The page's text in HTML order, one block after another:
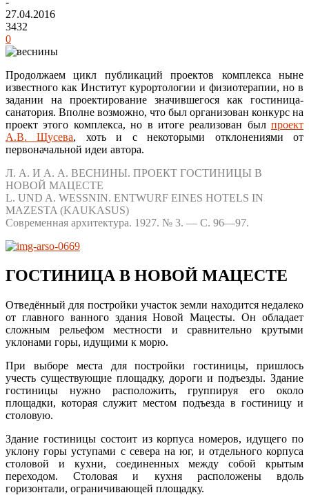
27.04.2016
3432
0
Продолжаем цикл публикаций проектов комплекса ныне
известного как Институт курортологии и физиотерапии, но в
задании на проектирование значившегося как гостиница-
санатория. Вполне возможно, что был организован конкурс на
проект этого комплекса, но в итоге реализован был проект
А.В. Щусева, хоть и с некоторыми отклонениями от
первоначальной идеи автора.
Л. А. И А. А. ВЕСНИНЫ. ПРОЕКТ ГОСТИНИЦЫ В
НОВОЙ МАЦЕСТЕ
L. UND A. WESSNIN. ENTWURF EINES HOTELS IN
MAZESTA (KAUKASUS)
Современная архитектура. 1927. № 3. — С. 96—97.
ГОСТИНИЦА В НОВОЙ МАЦЕСТЕ
Отведённый для постройки участок земли находится недалеко
от главного ванного здания Новой Мацесты. Он обладает
сложным рельефом местности и сравнительно крутыми
уклонами горы, идущими к морю.
При выборе места для постройки гостиницы, пришлось
учесть существующие площадку, дороги и подъезды. Здание
гостиницы нужно расположить, группируя его около
площадки, которая служит местом подъезда в гостиницу и
столовую.
Здание гостиницы состоит из корпуса номеров, идущего по
уклону горы уступами с севера на юг, и отдельного корпуса
столовой и кухни, соединенных между собой крытым
переходом. Столовая и кухня расположены вдоль
горизонтали, ограничивающей площадку.